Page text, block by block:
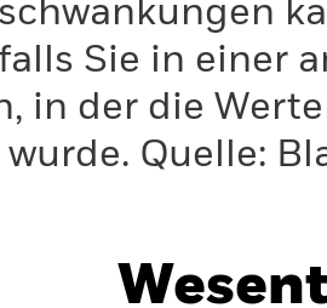
Sie in einer
in der die
Quelle: